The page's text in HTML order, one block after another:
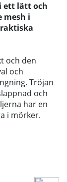
ett lätt och
mesh i
och den
och
Tröjan
och
har en
i mörker.